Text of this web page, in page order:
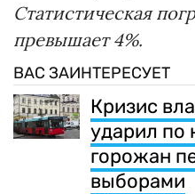
Статистическая
превышает 4%.
ВАС ЗАИНТЕРЕСУЕТ
Кризис
ударил по
горожан
выборами